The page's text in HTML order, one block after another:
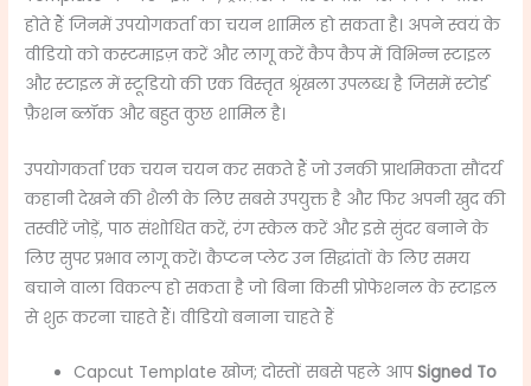
होते हैं जिनमें उपयोगकर्ता का चयन शामिल हो सकता है। अपने स्वयं के
वीडियो को कस्टमाइज़ करें और लागू करें कैप कैप में विभिन्न स्टाइल
और स्टाइल में स्टूडियो की एक विस्तृत श्रृंखला उपलब्ध है जिसमें स्टोर्ड
फ़ैशन ब्लॉक और बहुत कुछ शामिल है।
उपयोगकर्ता एक चयन चयन कर सकते हैं जो उनकी प्राथमिकता सौंदर्य
कहानी देखने की शैली के लिए सबसे उपयुक्त है और फिर अपनी खुद की
तस्वीरें जोड़ें, पाठ संशोधित करें, रंग स्केल करें और इसे सुंदर बनाने के
लिए सुपर प्रभाव लागू करें। कैप्टन प्लेट उन सिद्धांतों के लिए समय
बचाने वाला विकल्प हो सकता है जो बिना किसी प्रोफेशनल के स्टाइल
से शुरू करना चाहते हैं। वीडियो बनाना चाहते हैं
Capcut Template खोज; दोस्तों सबसे पहले आपSigned To